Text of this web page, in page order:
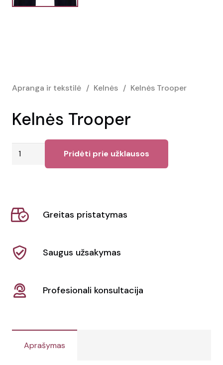
Apranga ir tekstilė / Kelnės / Kelnės Trooper
Kelnės Trooper
produkto
Pridėti prie užklausos
Greitas pristatymas
Saugus užsakymas
Profesionali konsultacija
Aprašymas